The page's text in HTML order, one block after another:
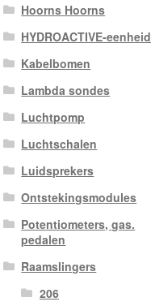
Hoorns Hoorns
HYDROACTIVE-eenheid
Kabelbomen
Lambda sondes
Luchtpomp
Luchtschalen
Luidsprekers
Ontstekingsmodules
Potentiometers, gas.
pedalen
Raamslingers
206